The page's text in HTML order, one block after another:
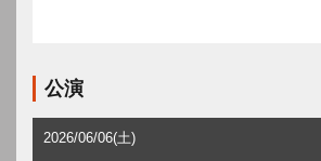
公演
2026/06/06(土)